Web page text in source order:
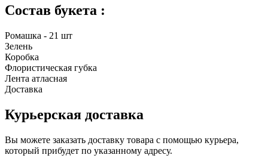
Состав букета :
Ромашка - 21 шт
Зелень
Коробка
Флористическая губка
Лента атласная
Доставка
Курьерская доставка
Вы можете заказать доставку товара с помощью курьера,
который прибудет по указанному адресу.